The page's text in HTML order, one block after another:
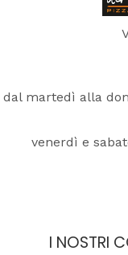
dal martedì alla
venerdì e
I NOSTRI